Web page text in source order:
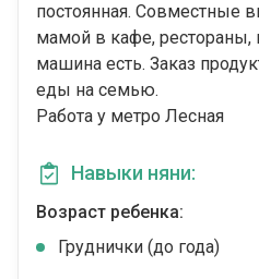
постоянная. Совместные
мамой в кафе, рестораны,
машина есть. Заказ
еды на семью.
Работа у метро Лесная
Навыки няни:
Возраст ребенка:
Груднички (до года)